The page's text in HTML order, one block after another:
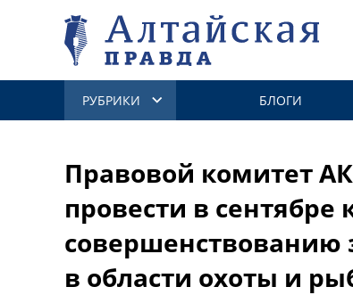
РУБРИКИ БЛОГИ
Правовой комитет
провести в сентябре
совершенствованию
в области охоты и